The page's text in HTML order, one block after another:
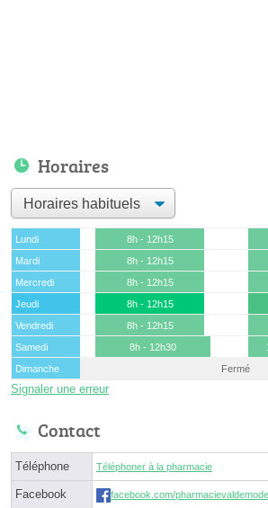
Horaires
Lundi 8h - 12h15
Mardi
8h - 12h15
Mercredi
8h - 12h15
Jeudi
8h - 12h15
Vendredi
8h - 12h15
Samedi
8h - 12h30
Dimanche
Fermé
Signaler une erreur
Contact
Téléphone Téléphoner à la pharmacie
Facebook facebook.com/